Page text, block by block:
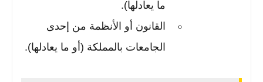
ما يعادلها).
القانون أو الأنظمة من إحدى
الجامعات بالمملكة (أو ما يعادلها).